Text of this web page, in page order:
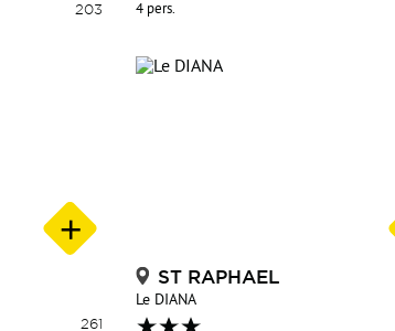
203 4 pers.
261
ST RAPHAEL
Le DIANA